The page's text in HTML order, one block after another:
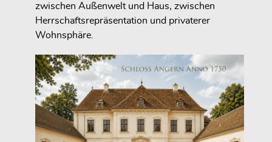
zwischen Außenwelt und Haus, zwischen
Herrschaftsrepräsentation und privaterer
Wohnsphäre.